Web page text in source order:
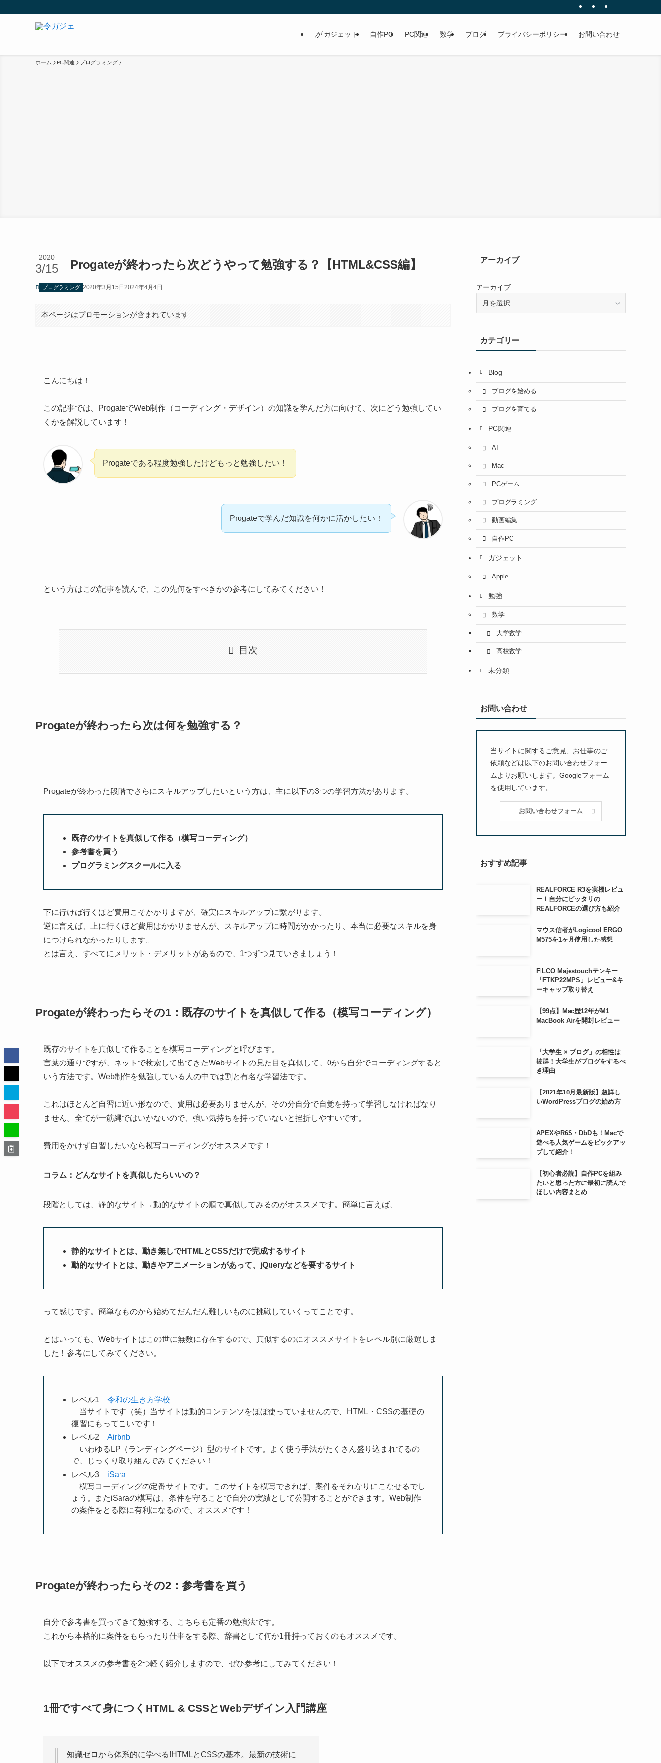
がガジェット 自作PC PC関連 数学 ブログ プライバシーポリシー お問い合わせ
ホーム PC関連 プログラミング
Progateが終わったら次どうやって勉強する？【HTML&CSS編】
2020
3/15
プログラミング 2020年3月15日 2024年4月4日
本ページはプロモーションが含まれています
こんにちは！
この記事では、ProgateでWeb制作（コーディング・デザイン）の知識を学んだ方に向けて、次にどう勉強してい
くかを解説しています！
Progateである程度勉強したけどもっと勉強したい！
Progateで学んだ知識を何かに活かしたい！
という方はこの記事を読んで、この先何をすべきかの参考にしてみてください！
目次
Progateが終わったら次は何を勉強する？
Progateが終わった段階でさらにスキルアップしたいという方は、主に 以下の3つの学習方法があります。
既存のサイトを真似して作る（模写コーディング）
参考書を買う
プログラミングスクールに入る
下に行けば行くほど費用こそかかりますが、 確実にスキルアップに繋がります。
逆に言えば、上に行くほど費用はかかりませんが、スキルアップに時間がかかったり、 本当に必要なスキルを身
につけられなかったりします。
とは言え、すべてにメリット・デメリットがあるので、1つずつ見ていきましょう！
Progateが終わったらその1：既存のサイトを真似して作る（模写コーディング）
既存のサイトを真似して作ることを模写コーディングと呼びます。
言葉の通りですが、ネットで検索して出てきたWebサイトの見た目を真似して、0から自分でコーディングする と
いう方法です。Web制作を勉強している人の中では割と有名な学習法です。
これはほとんど自習に近い形なので、費用は必要ありませんが、その分自分で自覚を持って学習しなければなり
ません。全てが一筋縄ではいかないので、強い気持ちを持っていないと挫折しやすいです。
費用をかけず自習したいなら模写コーディングがオススメです！
コラム：どんなサイトを真似したらいいの？
段階としては、 静的なサイト→動的なサイト の順で真似してみるのがオススメです。簡単に言えば、
静的なサイトとは、動き無しでHTMLとCSSだけで完成するサイト
動的なサイトとは、動きやアニメーションがあって、jQueryなどを要するサイト
って感じです。 簡単なものから始めてだんだん難しいものに挑戦していく ってことです。
とはいっても、Webサイトはこの世に無数に存在するので、真似するのにオススメサイトをレベル別に厳選しま
した！参考にしてみてください。
レベル1 令和の生き方学校
当サイトです（笑）当サイトは動的コンテンツをほぼ使っていませんので、HTML・CSSの基礎の
復習にもってこいです！
レベル2 Airbnb
いわゆるLP（ランディングページ）型のサイトです。よく使う手法がたくさん盛り込まれてるの
で、じっくり取り組んでみてください！
レベル3 iSara
模写コーディングの定番サイトです。このサイトを模写できれば、案件をそれなりにこなせるでし
ょう。またiSaraの模写は、条件を守ることで自分の実績として公開することができます。Web制作
の案件をとる際に有利になるので、オススメです！
Progateが終わったらその2：参考書を買う
自分で参考書を買ってきて勉強する、こちらも定番の勉強法です。
これから本格的に案件をもらったり仕事をする際、 辞書として何か1冊持っておくのもオススメです。
以下でオススメの参考書を2つ軽く紹介しますので、ぜひ参考にしてみてください！
1冊ですべて身につくHTML & CSSとWebデザイン入門講座
知識ゼロから体系的に学べる!HTMLとCSSの基本。最新の技術に
アーカイブ
アーカイブ
カテゴリー
Blog
ブログを始める
ブログを育てる
PC関連
AI
Mac
PCゲーム
プログラミング
動画編集
自作PC
ガジェット
Apple
勉強
数学
大学数学
高校数学
未分類
お問い合わせ
当サイトに関するご意見、お仕事のご
依頼などは以下のお問い合わせフォー
ムよりお願いします。Googleフォーム
を使用しています。
お問い合わせフォーム
おすすめ記事
REALFORCE R3を実機レビュ
ー！自分にピッタリの
REALFORCEの選び方も紹介
マウス信者がLogicool ERGO
M575を1ヶ月使用した感想
FILCO Majestouchテンキー
「FTKP22MPS」レビュー&キ
ーキャップ取り替え
【99点】Mac歴12年がM1
MacBook Airを開封レビュー
「大学生 × ブログ」の相性は
抜群！大学生がブログをするべ
き理由
【2021年10月最新版】超詳し
いWordPressブログの始め方
APEXやR6S・DbDも！Macで
遊べる人気ゲームをピックアッ
プして紹介！
【初心者必読】自作PCを組み
たいと思った方に最初に読んで
ほしい内容まとめ